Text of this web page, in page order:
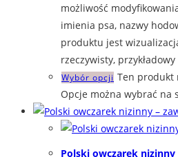
możliwość
imienia psa, nazwy
produktu jest
rzeczywisty,
Wybór opcji Ten produkt
Opcje można wybrać na
Polski owczarek nizinny